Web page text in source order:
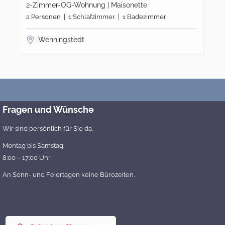
2-Zimmer-OG-Wohnung | Maisonette
2 Personen | 1 Schlafzimmer | 1 Badezimmer
Wenningstedt
Fragen und Wünsche
Wir sind persönlich für Sie da.
Montag bis Samstag:
8:00 – 17:00 Uhr
An Sonn- und Feiertagen keine Bürozeiten.